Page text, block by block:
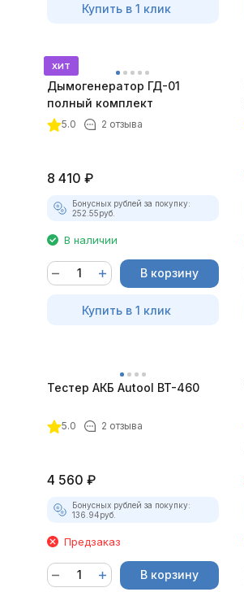
Купить в 1 клик
хит
Дымогенератор ГД-01
полный комплект
5.0 2 отзыва
8 410 ₽
Бонусных рублей за покупку:
252.55руб.
В наличии
В корзину
Купить в 1 клик
Тестер АКБ Autool BT-460
5.0 2 отзыва
4 560 ₽
Бонусных рублей за покупку:
136.94руб.
Предзаказ
В корзину